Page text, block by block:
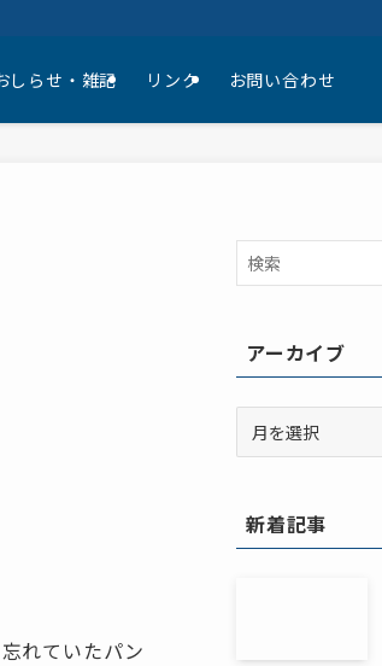
しらせ・雑記 リンク お問い合わせ
れていたパン
アーカイブ
ー
ブ
新着記事